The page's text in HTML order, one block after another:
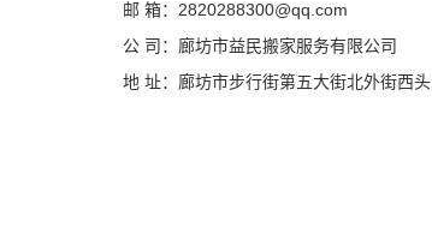
邮 箱：2820288300@qq.com
公 司：廊坊市益民搬家服务有限公司
地 址：廊坊市步行街第五大街北外街西头